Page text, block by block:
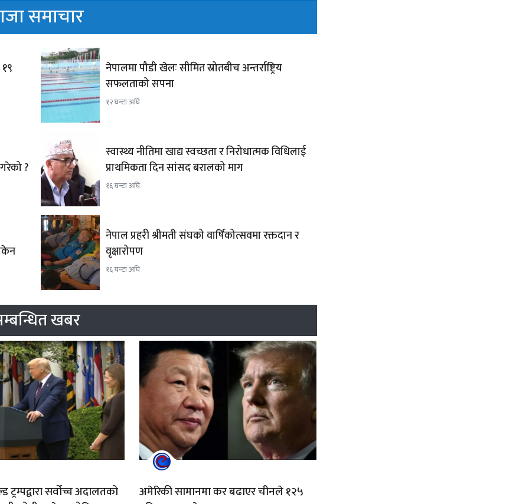
समाचार
नेपालमा पौडी खेलः सीमित स्रोतबीच अन्तर्राष्ट्रिय
सफलताको सपना
१२ घन्टा अघि
?
स्वास्थ्य नीतिमा खाद्य स्वच्छता र निरोधात्मक विधिलाई
प्राथमिकता दिन सांसद बरालको माग
१६ घन्टा अघि
नेपाल प्रहरी श्रीमती संघको वार्षिकोत्सवमा रक्तदान र
वृक्षारोपण
१६ घन्टा अघि
खबर
ट्रम्पद्वारा सर्वोच्च अदालतको
अमेरिकी सामानमा कर बढाएर चीनले १२५